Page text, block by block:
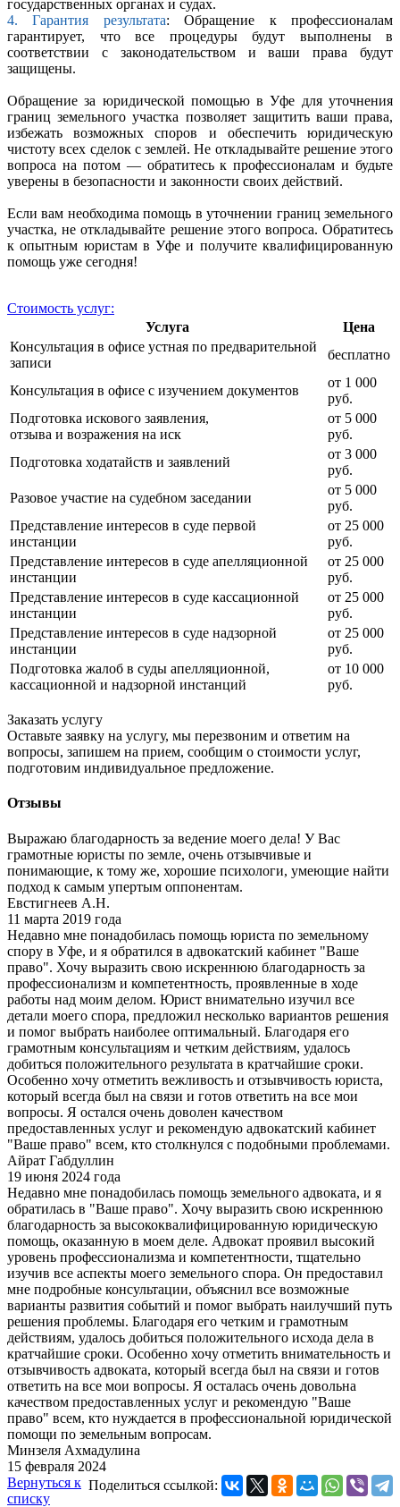
государственных органах и судах.
4. Гарантия результата: Обращение к профессионалам
гарантирует, что все процедуры будут выполнены в
соответствии с законодательством и ваши права будут
защищены.
Обращение за юридической помощью в Уфе для уточнения
границ земельного участка позволяет защитить ваши права,
избежать возможных споров и обеспечить юридическую
чистоту всех сделок с землей. Не откладывайте решение этого
вопроса на потом — обратитесь к профессионалам и будьте
уверены в безопасности и законности своих действий.
Если вам необходима помощь в уточнении границ земельного
участка, не откладывайте решение этого вопроса. Обратитесь
к опытным юристам в Уфе и получите квалифицированную
помощь уже сегодня!
Стоимость услуг:
Услуга
Цена
Консультация в офисе устная по предварительной
записи
бесплатно
Консультация в офисе с изучением документов
от 1 000
руб.
Подготовка искового заявления,
отзыва и возражения на иск
от 5 000
руб.
Подготовка ходатайств и заявлений
от 3 000
руб.
Разовое участие на судебном заседании
от 5 000
руб.
Представление интересов в суде первой
инстанции
от 25 000
руб.
Представление интересов в суде апелляционной
инстанции
от 25 000
руб.
Представление интересов в суде кассационной
инстанции
от 25 000
руб.
Представление интересов в суде надзорной
инстанции
от 25 000
руб.
Подготовка жалоб в суды апелляционной,
кассационной и надзорной инстанций
от 10 000
руб.
Заказать услугу
Оставьте заявку на услугу, мы перезвоним и ответим на
вопросы, запишем на прием, сообщим о стоимости услуг,
подготовим индивидуальное предложение.
Отзывы
Выражаю благодарность за ведение моего дела! У Вас
грамотные юристы по земле, очень отзывчивые и
понимающие, к тому же, хорошие психологи, умеющие найти
подход к самым упертым оппонентам.
Евстигнеев А.Н.
11 марта 2019 года
Недавно мне понадобилась помощь юриста по земельному
спору в Уфе, и я обратился в адвокатский кабинет "Ваше
право". Хочу выразить свою искреннюю благодарность за
профессионализм и компетентность, проявленные в ходе
работы над моим делом. Юрист внимательно изучил все
детали моего спора, предложил несколько вариантов решения
и помог выбрать наиболее оптимальный. Благодаря его
грамотным консультациям и четким действиям, удалось
добиться положительного результата в кратчайшие сроки.
Особенно хочу отметить вежливость и отзывчивость юриста,
который всегда был на связи и готов ответить на все мои
вопросы. Я остался очень доволен качеством
предоставленных услуг и рекомендую адвокатский кабинет
"Ваше право" всем, кто столкнулся с подобными проблемами.
Айрат Габдуллин
19 июня 2024 года
Недавно мне понадобилась помощь земельного адвоката, и я
обратилась в "Ваше право". Хочу выразить свою искреннюю
благодарность за высококвалифицированную юридическую
помощь, оказанную в моем деле. Адвокат проявил высокий
уровень профессионализма и компетентности, тщательно
изучив все аспекты моего земельного спора. Он предоставил
мне подробные консультации, объяснил все возможные
варианты развития событий и помог выбрать наилучший путь
решения проблемы. Благодаря его четким и грамотным
действиям, удалось добиться положительного исхода дела в
кратчайшие сроки. Особенно хочу отметить внимательность и
отзывчивость адвоката, который всегда был на связи и готов
ответить на все мои вопросы. Я осталась очень довольна
качеством предоставленных услуг и рекомендую "Ваше
право" всем, кто нуждается в профессиональной юридической
помощи по земельным вопросам.
Минзеля Ахмадулина
15 февраля 2024
Поделиться ссылкой:
Вернуться к
списку